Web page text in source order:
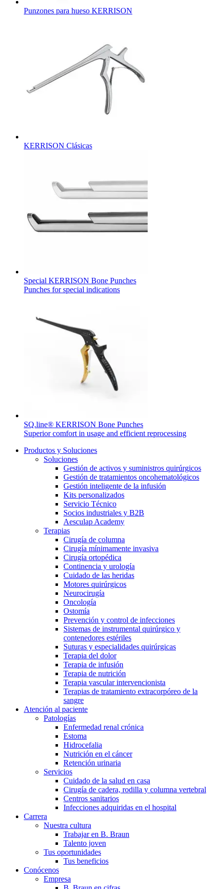
Punzones para hueso KERRISON
KERRISON Clásicas
Special KERRISON Bone Punches
Punches for special indications
SQ.line® KERRISON Bone Punches
Superior comfort in usage and efficient reprocessing
Productos y Soluciones
Soluciones
Gestión de activos y suministros quirúrgicos
Gestión de tratamientos oncohematológicos
Gestión inteligente de la infusión
Kits personalizados
Servicio Técnico
Socios industriales y B2B
Aesculap Academy
Terapias
Cirugía de columna
Cirugía mínimamente invasiva
Cirugía ortopédica
Continencia y urología
Cuidado de las heridas
Motores quirúrgicos
Neurocirugía
Oncología
Ostomía
Prevención y control de infecciones
Sistemas de instrumental quirúrgico y
contenedores estériles
Suturas y especialidades quirúrgicas
Terapia del dolor
Terapia de infusión
Terapia de nutrición
Terapia vascular intervencionista
Terapias de tratamiento extracorpóreo de la
sangre
Atención al paciente
Patologías
Enfermedad renal crónica
Estoma
Hidrocefalia
Nutrición en el cáncer
Retención urinaria
Servicios
Cuidado de la salud en casa
Cirugía de cadera, rodilla y columna vertebral
Centros sanitarios
Infecciones adquiridas en el hospital
Carrera
Nuestra cultura
Trabajar en B. Braun
Talento joven
Tus oportunidades
Tus beneficios
Conócenos
Empresa